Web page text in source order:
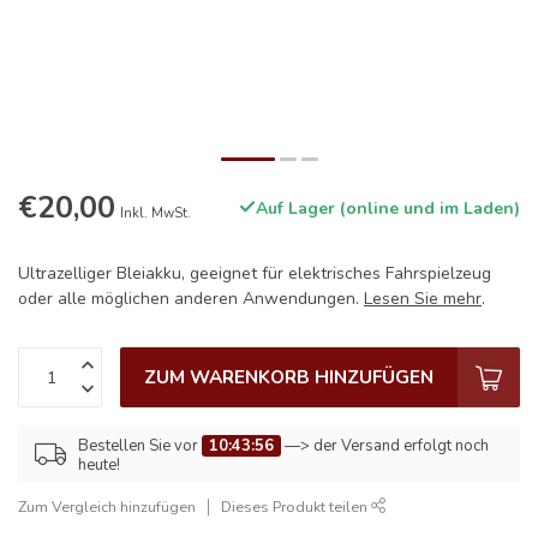
€20,00 Inkl. MwSt. Auf Lager (online und im Laden)
Ultrazelliger Bleiakku, geeignet für elektrisches Fahrspielzeug
oder alle möglichen anderen Anwendungen. Lesen Sie mehr.
ZUM WARENKORB HINZUFÜGEN
Bestellen Sie vor 10:43:56 —> der Versand erfolgt noch
heute!
Zum Vergleich hinzufügen Dieses Produkt teilen